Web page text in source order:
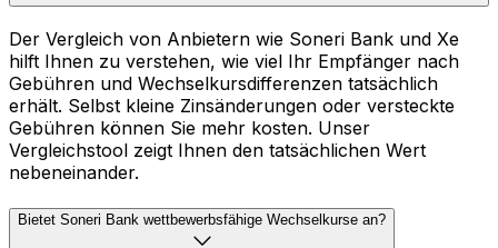
Der Vergleich von Anbietern wie Soneri Bank und Xe
hilft Ihnen zu verstehen, wie viel Ihr Empfänger nach
Gebühren und Wechselkursdifferenzen tatsächlich
erhält. Selbst kleine Zinsänderungen oder versteckte
Gebühren können Sie mehr kosten. Unser
Vergleichstool zeigt Ihnen den tatsächlichen Wert
nebeneinander.
Bietet Soneri Bank wettbewerbsfähige Wechselkurse an?